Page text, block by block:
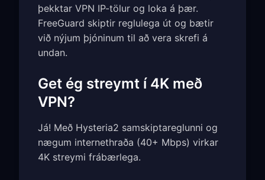
þekktar VPN IP-tölur og loka á þær.
FreeGuard skiptir reglulega út og bætir
við nýjum þjóninum til að vera skrefi á
undan.
Get ég streymt í 4K með
VPN?
Já! Með Hysteria2 samskiptareglunni og
nægum internethraða (40+ Mbps) virkar
4K streymi frábærlega.